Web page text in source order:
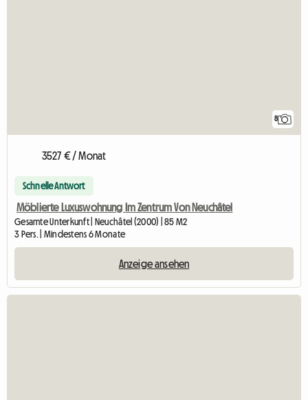
8
3527 € / Monat
Schnelle Antwort
Möblierte Luxuswohnung Im Zentrum Von Neuchâtel
Gesamte Unterkunft | Neuchâtel (2000) | 85 M2
3 Pers. | Mindestens 6 Monate
Anzeige ansehen